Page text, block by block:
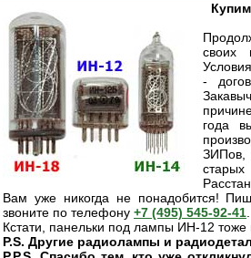
своих
-
года
ЗИПов,
Вам уже никогда не понадобится!
звоните по телефону +7 (495) 545-92-41
Кстати, панельки под лампы ИН-12 тоже
P.S. Другие радиолампы и